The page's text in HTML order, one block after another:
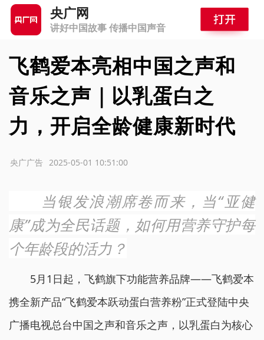
央广网
讲好中国故事 传播中国声音
飞鹤爱本亮相中国之声和
音乐之声｜以乳蛋白之
力，开启全龄健康新时代
2025-05-01 10:51:00
央广广告
当银发浪潮席卷而来，当“亚健
康”成为全民话题，如何用营养守护每
个年龄段的活力？
5月1日起，飞鹤旗下功能营养品牌——飞鹤爱本
携全新产品“飞鹤爱本跃动蛋白营养粉”正式登陆中央
广播电视总台中国之声和音乐之声，以乳蛋白为核心